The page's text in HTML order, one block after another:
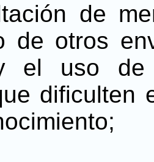
de
de otros
el uso de
dificulten